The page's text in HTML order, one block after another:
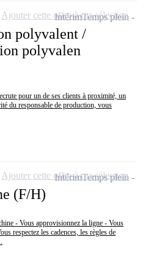
polyvalent /
polyvalen
pour un de ses clients à proximité, un
du responsable de production, vous
IntérimTemps plein
Ajouter cette offre à ma sélection
(F/H)
- Vous approvisionnez la ligne - Vous
respectez les cadences, les règles de
IntérimTemps plein
Ajouter cette offre à ma sélection